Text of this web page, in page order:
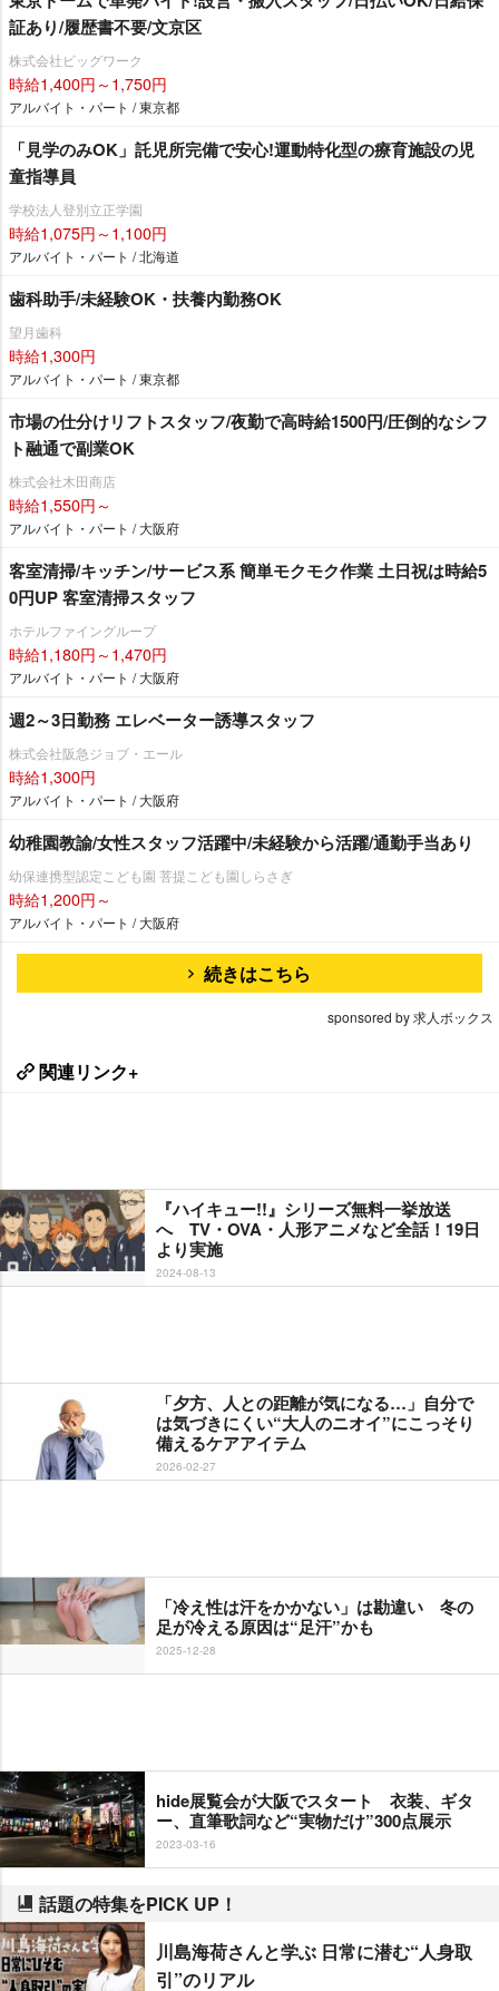
証あり/履歴書不要/文京区
株式会社ビッグワーク
時給1,400円～1,750円
アルバイト・パート / 東京都
「見学のみOK」託児所完備で安心!運動特化型の療育施設の児
童指導員
学校法人登別立正学園
時給1,075円～1,100円
アルバイト・パート / 北海道
歯科助手/未経験OK・扶養内勤務OK
望月歯科
時給1,300円
アルバイト・パート / 東京都
市場の仕分けリフトスタッフ/夜勤で高時給1500円/圧倒的なシフ
ト融通で副業OK
株式会社木田商店
時給1,550円～
アルバイト・パート / 大阪府
客室清掃/キッチン/サービス系 簡単モクモク作業 土日祝は時給5
0円UP 客室清掃スタッフ
ホテルファイングループ
時給1,180円～1,470円
アルバイト・パート / 大阪府
週2～3日勤務 エレベーター誘導スタッフ
株式会社阪急ジョブ・エール
時給1,300円
アルバイト・パート / 大阪府
幼稚園教諭/女性スタッフ活躍中/未経験から活躍/通勤手当あり
幼保連携型認定こども園 菩提こども園しらさぎ
時給1,200円～
アルバイト・パート / 大阪府
続きはこちら
sponsored by 求人ボックス
関連リンク+
『ハイキュー!!』シリーズ無料一挙放送
へ TV・OVA・人形アニメなど全話！19日
より実施
2024-08-13
「夕方、人との距離が気になる…」自分で
は気づきにくい“大人のニオイ”にこっそり
備えるケアアイテム
2026-02-27
「冷え性は汗をかかない」は勘違い 冬の
足が冷える原因は“足汗”かも
2025-12-28
hide展覧会が大阪でスタート 衣装、ギタ
ー、直筆歌詞など“実物だけ”300点展示
2023-03-16
話題の特集をPICK UP！
川島海荷さんと学ぶ 日常に潜む“人身取
引”のリアル